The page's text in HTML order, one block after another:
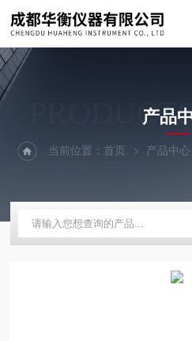
产品
当前位置：首页 产品中心